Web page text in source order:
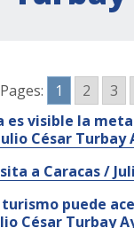
Pages: 1 2 3
es visible la
César Turbay
a Caracas /
turismo puede
César Turbay